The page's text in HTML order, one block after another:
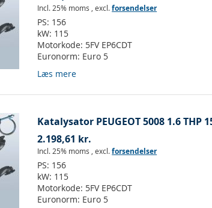
Incl. 25% moms ,excl.forsendelser
PS: 156
kW: 115
Motorkode: 5FV EP6CDT
Euronorm: Euro 5
Læs mere
Katalysator PEUGEOT 5008 1.6 THP
2.198,61 kr.
Incl. 25% moms ,excl.forsendelser
PS: 156
kW: 115
Motorkode: 5FV EP6CDT
Euronorm: Euro 5